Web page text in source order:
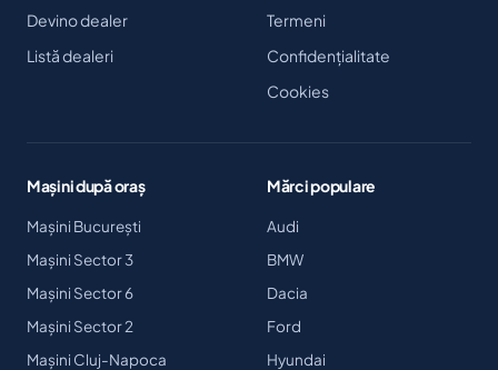
Devino dealer
Listă dealeri
Termeni
Confidențialitate
Cookies
Mașini după oraș
Mașini București
Mașini Sector 3
Mașini Sector 6
Mașini Sector 2
Mașini Cluj-Napoca
Mărci populare
Audi
BMW
Dacia
Ford
Hyundai